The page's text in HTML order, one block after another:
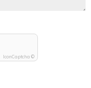
IconCaptcha ©